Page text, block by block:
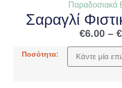
Παραδοσιακά
Σαραγλί
€6.00 – €
Ποσότητα: